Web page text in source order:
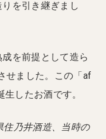
を引き継ぎまし
を前提として造ら
せました。この「af
したお酒です。
乃井酒造、当時の